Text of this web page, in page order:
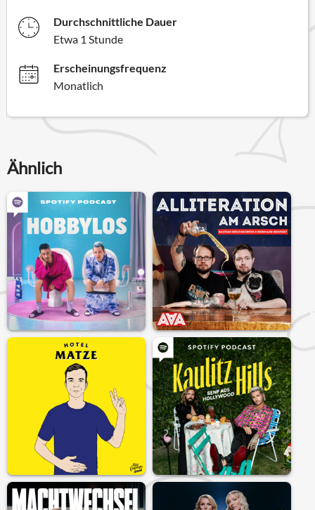
Durchschnittliche Dauer
Etwa 1 Stunde
Erscheinungsfrequenz
Monatlich
Ähnlich